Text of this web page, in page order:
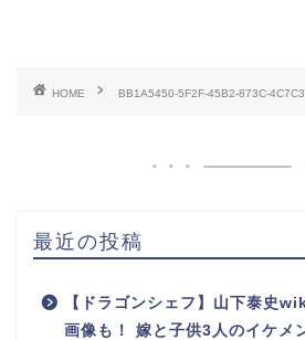
HOME BB1A5450-5F2F-45B2-873C-
最近の投稿
【ドラゴンシェフ】山下泰史
画像も！ 嫁と子供3人のイケメ